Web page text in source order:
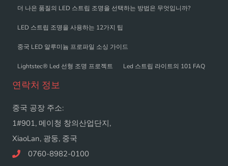
더 나은 품질의 LED 스트립 조명을 선택하는 방법은 무엇입니까?
LED 스트립 조명을 사용하는 12가지 팁
중국 LED 알루미늄 프로파일 소싱 가이드
Lightstec® Led 선형 조명 프로젝트 Led 스트립 라이트의 101 FAQ
연락처 정보
중국 공장 주소:
1#901, 메이청 창의산업단지,
XiaoLan, 광둥, 중국
0760-8982-0100